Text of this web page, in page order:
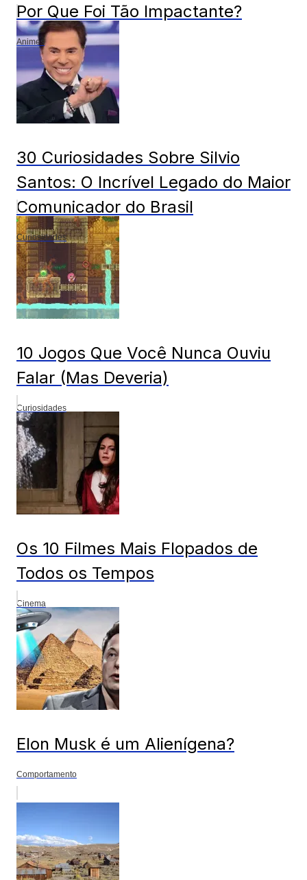
Por Que Foi Tão Impactante?
Animes
30 Curiosidades Sobre Silvio
Santos: O Incrível Legado do Maior
Comunicador do Brasil
Curiosidades
10 Jogos Que Você Nunca Ouviu
Falar (Mas Deveria)
Curiosidades
Os 10 Filmes Mais Flopados de
Todos os Tempos
Cinema
Elon Musk é um Alienígena?
Comportamento